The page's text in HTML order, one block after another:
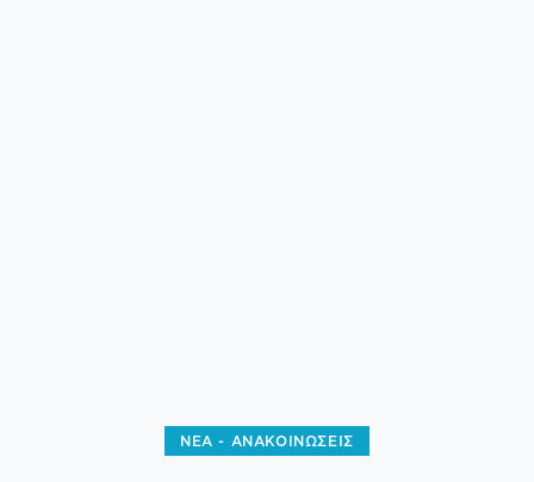
ΝΈΑ - ΑΝΑΚΟΙΝΏΣΕΙΣ